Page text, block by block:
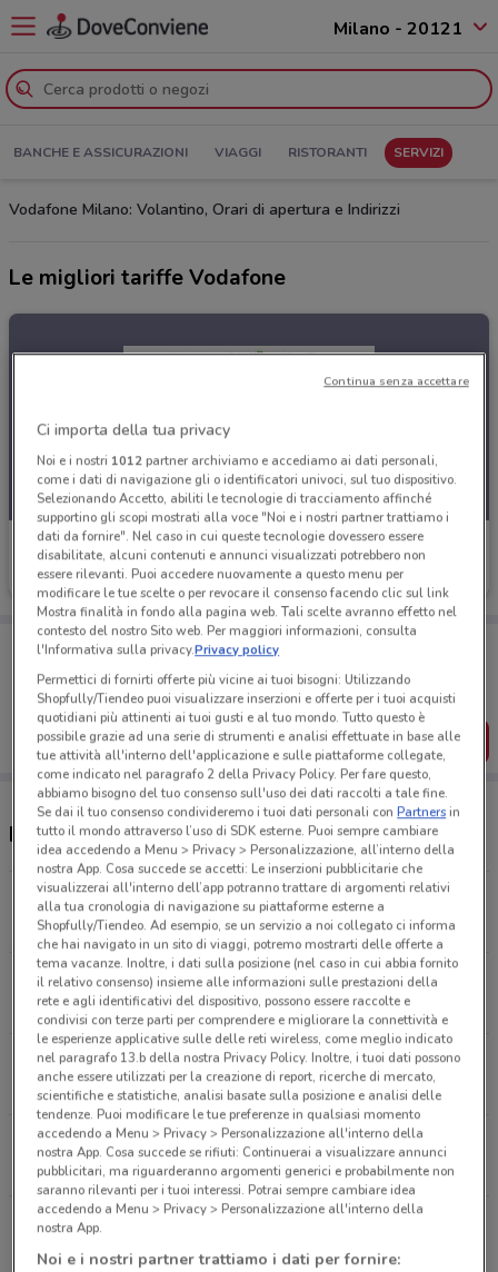
Milano - 20121
BANCHE E ASSICURAZIONI VIAGGI RISTORANTI SERVIZI
Vodafone Milano: Volantino, Orari di apertura e Indirizzi
Le migliori tariffe Vodafone
Vodafone
Scade il 31/08
Porta DoveConviene sempre con te!
salvarle e creare la tua lista del risparmio, comodamente
dal tuo cellulare.
SCARICA L’APP
Negozi Vodafone e orari
Via Marghera, 3 Milano
450 m
Corso Vercelli, 31 Milano
924 m
CHIUSO
Via Piero Della Francesca, 23 Milano
1.9 km
CHIUSO
Via Lorenteggio, 62 Milano
2 km
Via Solari, 1 Milano
2.1 km
CHIUSO
Ci importa della tua privacy
Noi e i nostri 1012partner archiviamo e accediamo ai dati personali,
come i dati di navigazione gli o identificatori univoci, sul tuo dispositivo.
Selezionando Accetto, abiliti le tecnologie di tracciamento affinché
supportino gli scopi mostrati alla voce "Noi e i nostri partner trattiamo i
dati da fornire". Nel caso in cui queste tecnologie dovessero essere
disabilitate, alcuni contenuti e annunci visualizzati potrebbero non
essere rilevanti. Puoi accedere nuovamente a questo menu per
modificare le tue scelte o per revocare il consenso facendo clic sul link
Mostra finalità in fondo alla pagina web. Tali scelte avranno effetto nel
contesto del nostro Sito web. Per maggiori informazioni, consulta
l'Informativa sulla privacy.Privacy policy
Permettici di fornirti offerte più vicine ai tuoi bisogni: Utilizzando
Shopfully/Tiendeo puoi visualizzare inserzioni e offerte per i tuoi acquisti
quotidiani più attinenti ai tuoi gusti e al tuo mondo. Tutto questo è
possibile grazie ad una serie di strumenti e analisi effettuate in base alle
tue attività all'interno dell'applicazione e sulle piattaforme collegate,
come indicato nel paragrafo 2 della Privacy Policy. Per fare questo,
abbiamo bisogno del tuo consenso sull'uso dei dati raccolti a tale fine.
Se dai il tuo consenso condivideremo i tuoi dati personali conPartnersin
tutto il mondo attraverso l’uso di SDK esterne. Puoi sempre cambiare
idea accedendo a Menu > Privacy > Personalizzazione, all’interno della
nostra App. Cosa succede se accetti: Le inserzioni pubblicitarie che
visualizzerai all'interno dell’app potranno trattare di argomenti relativi
alla tua cronologia di navigazione su piattaforme esterne a
Shopfully/Tiendeo. Ad esempio, se un servizio a noi collegato ci informa
che hai navigato in un sito di viaggi, potremo mostrarti delle offerte a
tema vacanze. Inoltre, i dati sulla posizione (nel caso in cui abbia fornito
il relativo consenso) insieme alle informazioni sulle prestazioni della
rete e agli identificativi del dispositivo, possono essere raccolte e
condivisi con terze parti per comprendere e migliorare la connettività e
le esperienze applicative sulle delle reti wireless, come meglio indicato
nel paragrafo 13.b della nostra Privacy Policy. Inoltre, i tuoi dati possono
anche essere utilizzati per la creazione di report, ricerche di mercato,
scientifiche e statistiche, analisi basate sulla posizione e analisi delle
tendenze. Puoi modificare le tue preferenze in qualsiasi momento
accedendo a Menu > Privacy > Personalizzazione all'interno della
nostra App. Cosa succede se rifiuti: Continuerai a visualizzare annunci
pubblicitari, ma riguarderanno argomenti generici e probabilmente non
saranno rilevanti per i tuoi interessi. Potrai sempre cambiare idea
accedendo a Menu > Privacy > Personalizzazione all'interno della
nostra App.
Noi e i nostri partner trattiamo i dati per fornire:
Continua senza accettare